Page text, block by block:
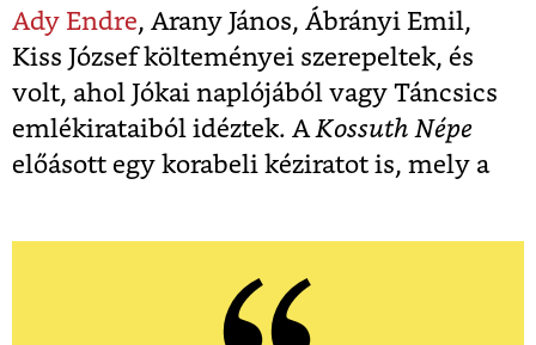
Ady Endre, Arany János, Ábrányi Emil,
Kiss József költeményei szerepeltek, és
volt, ahol Jókai naplójából vagy Táncsics
emlékirataiból idéztek. A Kossuth Népe
előásott egy korabeli kéziratot is, mely a